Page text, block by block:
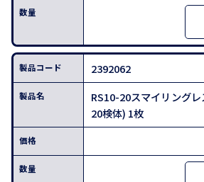
2392062
RS10-20スマイリング
20検体) 1枚